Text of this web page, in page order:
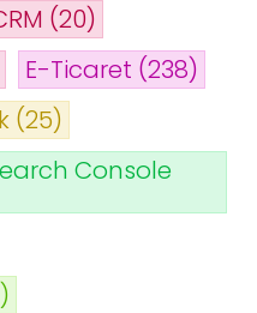
(20)
E-Ticaret (238)
(25)
Console